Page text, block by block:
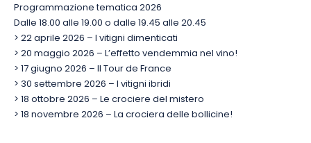
Programmazione tematica 2026
Dalle 18.00 alle 19.00 o dalle 19.45 alle 20.45
> 22 aprile 2026 – I vitigni dimenticati
> 20 maggio 2026 – L’effetto vendemmia nel vino!
> 17 giugno 2026 – Il Tour de France
> 30 settembre 2026 – I vitigni ibridi
> 18 ottobre 2026 – Le crociere del mistero
> 18 novembre 2026 – La crociera delle bollicine!